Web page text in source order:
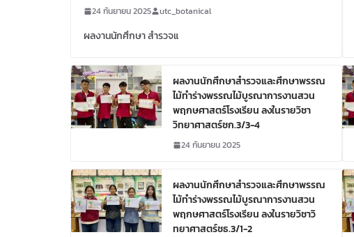
24 กันยายน 2025 utc_botanical
ผลงานนักศึกษา สำรวจแ
ผลงานนักศึกษาสำรวจและศึกษาพรรณ
ไม้ทำร่างพรรณไม้บูรณาการงานสวน
พฤกษศาสตร์โรงเรียน ลงในรายวิชา
วิทยาศาสตร์ชก.3/3-4
24 กันยายน 2025
ผลงานนักศึกษาสำรวจและศึกษาพรรณ
ไม้ทำร่างพรรณไม้บูรณาการงานสวน
พฤกษศาสตร์โรงเรียน ลงในรายวิชาวิ
ทยาศาสตร์ชธ.3/1-2